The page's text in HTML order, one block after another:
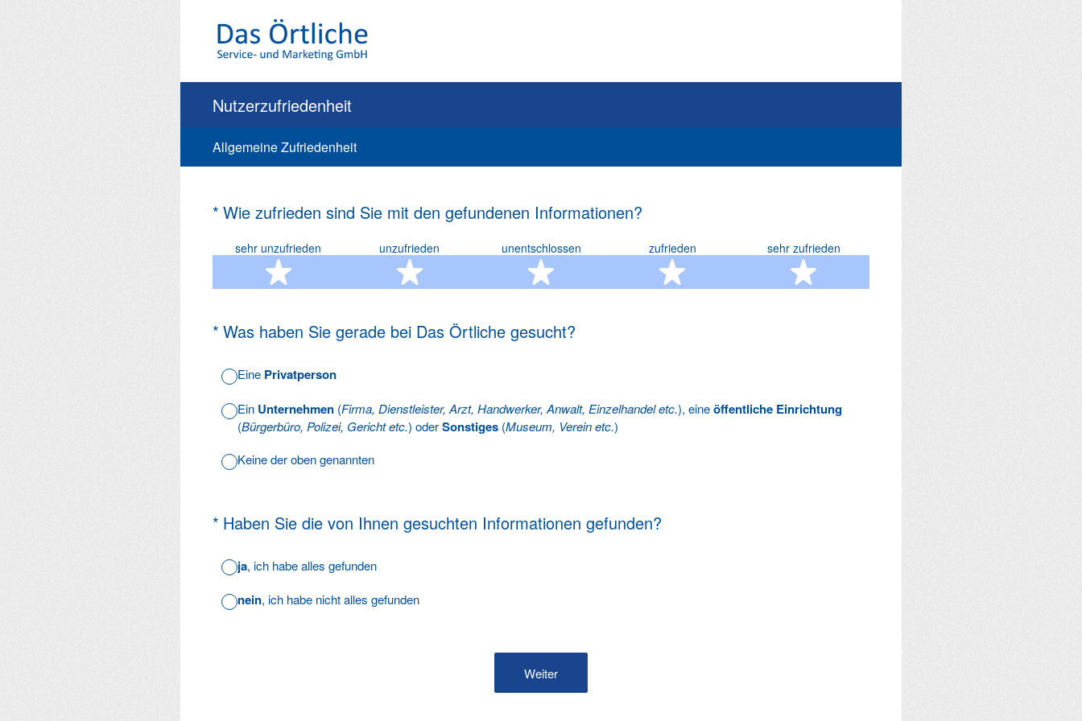
Nutzerzufriedenheit
Allgemeine Zufriedenheit
* Wie zufrieden sind Sie mit den gefundenen Informationen?
(Erforderlich.)
sehr unzufrieden
1 Stern
unzufrieden
2 Sterne
unentschlossen
3 Sterne
zufrieden
4 Sterne
sehr zufrieden
5 Sterne
* Was haben Sie gerade bei Das Örtliche gesucht?
(Erforderlich.)
Eine Privatperson
Ein Unternehmen (Firma, Dienstleister, Arzt, Handwerker, Anwalt, Einzelhandel etc.), eineöffentliche Einrichtung
(Bürgerbüro, Polizei, Gericht etc.) oderSonstiges (Museum, Verein etc.)
Keine der oben genannten
* Haben Sie die von Ihnen gesuchten Informationen gefunden?
(Erforderlich.)
ja, ich habe alles gefunden
nein, ich habe nicht alles gefunden
Weiter